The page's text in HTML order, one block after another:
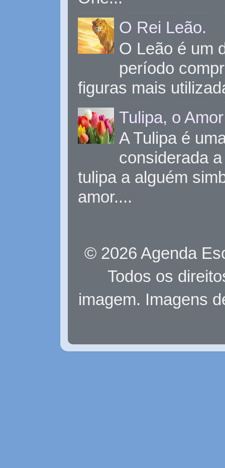
O Rei Leão.
O Leão é um
período
figuras mais
Tulipa, o
A Tulipa é
considerada
tulipa a alguém
amor....
© 2026 Agenda
Todos os
imagem. Imagens